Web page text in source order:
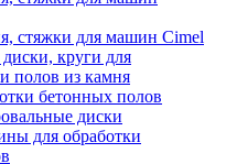
стяжки для машин Cimel
круги для
полов из камня
бетонных полов
диски
для обработки